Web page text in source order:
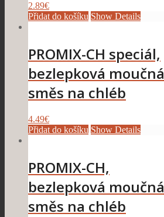
2.89€
Přidat do košíku Show Details
PROMIX-CH speciál,
bezlepková moučná
směs na chléb
4.49€
Přidat do košíku Show Details
PROMIX-CH,
bezlepková moučná
směs na chléb